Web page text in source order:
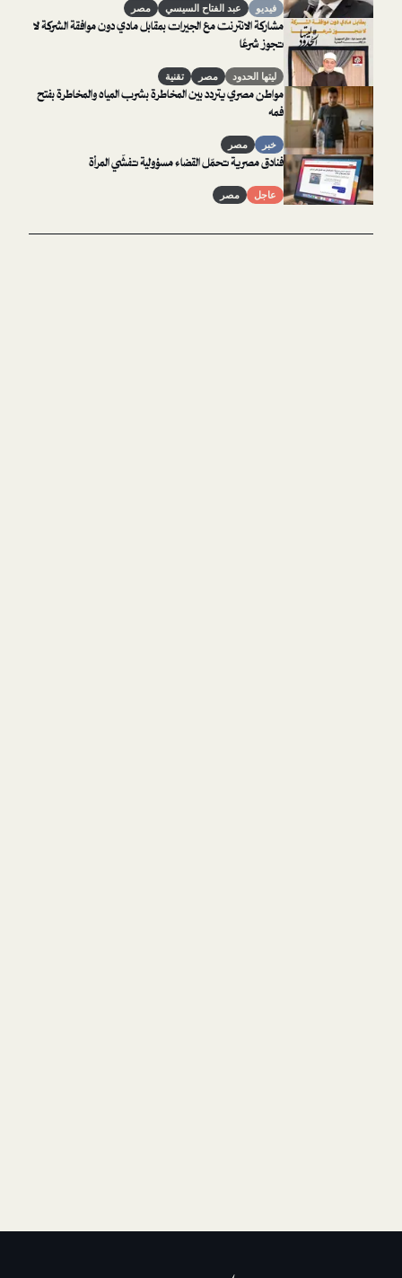
فيديو عبد الفتاح السيسي مصر
مشاركة الانترنت مع الجيرات بمقابل مادي دون موافقة الشركة لا
تجوز شرعًا
ليتها الحدود مصر تقنية
مواطن مصري يتردد بين المخاطرة بشرب المياه والمخاطرة بفتح
فمه
مصر
فنادق مصرية تحمّل القضاء مسؤولية تفشّي المرأة
عاجل مصر